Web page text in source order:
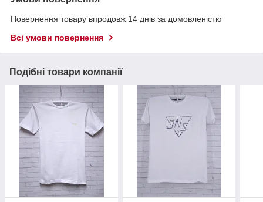
Повернення товару впродовж 14 днів за домовленістю
Всі умови повернення
Подібні товари компанії